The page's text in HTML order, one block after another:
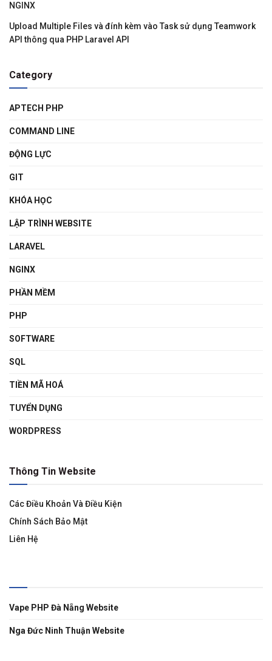
NGINX
Upload Multiple Files và đính kèm vào Task sử dụng Teamwork
API thông qua PHP Laravel API
Category
APTECH PHP
COMMAND LINE
ĐỘNG LỰC
GIT
KHÓA HỌC
LẬP TRÌNH WEBSITE
LARAVEL
NGINX
PHẦN MỀM
PHP
SOFTWARE
SQL
TIỀN MÃ HOÁ
TUYỂN DỤNG
WORDPRESS
Thông Tin Website
Các Điều Khoản Và Điều Kiện
Chính Sách Bảo Mật
Liên Hệ
Vape PHP Đà Nẵng Website
Nga Đức Ninh Thuận Website